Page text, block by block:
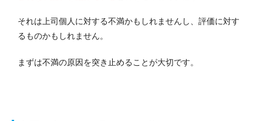
それは上司個人に対する不満かもしれませんし、評価に対す
るものかもしれません。
まずは不満の原因を突き止めることが大切です。